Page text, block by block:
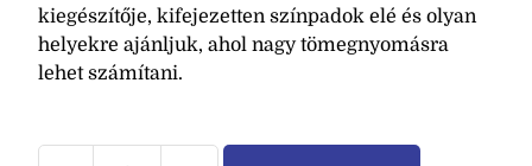
kiegészítője, kifejezetten színpadok elé és olyan
helyekre ajánljuk, ahol nagy tömegnyomásra
lehet számítani.